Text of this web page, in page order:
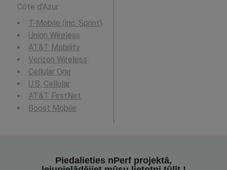
Côte d'Azur .
T-Mobile (inc. Sprint)
Union Wireless
AT&T Mobility
Verizon Wireless
Cellular One
U.S. Cellular
AT&T FirstNet
Boost Mobile
Piedalieties nPerf projektā,